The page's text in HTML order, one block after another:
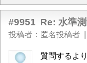
#9951 Re: 水準
投稿者 匿名投稿者
質問するよ